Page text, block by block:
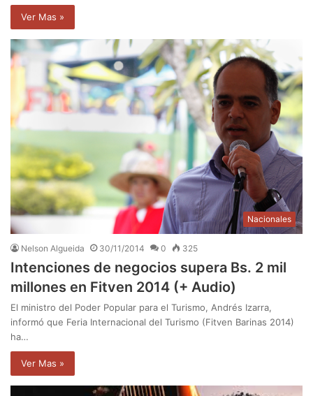
Ver Mas »
Nacionales
Nelson Algueida 30/11/2014 0 325
Intenciones de negocios supera Bs. 2 mil
millones en Fitven 2014 (+ Audio)
El ministro del Poder Popular para el Turismo, Andrés Izarra,
informó que Feria Internacional del Turismo (Fitven Barinas 2014)
ha…
Ver Mas »